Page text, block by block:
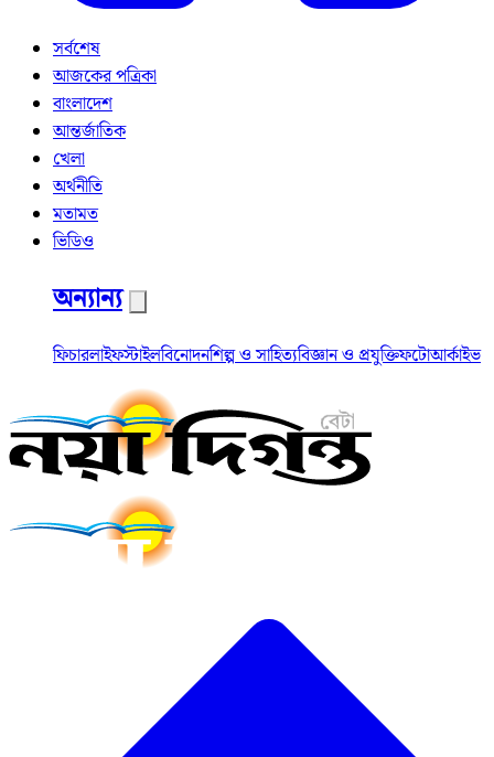
সর্বশেষ
আজকের পত্রিকা
বাংলাদেশ
আন্তর্জাতিক
খেলা
অর্থনীতি
মতামত
ভিডিও
অন্যান্য
ফিচারলাইফস্টাইলবিনোদনশিল্প ও সাহিত্যবিজ্ঞান ও প্রযুক্তিফটোআর্কাইভ